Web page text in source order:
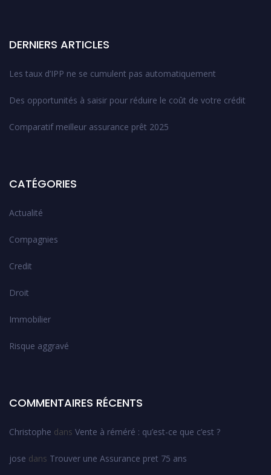
DERNIERS ARTICLES
Les taux d’IPP ne se cumulent pas automatiquement
Des opportunités à saisir pour réduire le coût de votre crédit
Comparatif meilleur assurance prêt 2025
CATÉGORIES
Actualité
Compagnies
Credit
Droit
Immobilier
Risque aggravé
COMMENTAIRES RÉCENTS
Christophe dans Vente à réméré : qu’est-ce que c’est ?
jose dans Trouver une Assurance pret 75 ans